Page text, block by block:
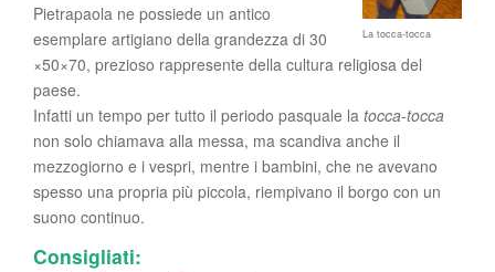
n
La tocca-tocca
Pietrapaola ne possiede un antico
esemplare artigiano della grandezza di 30
×50×70, prezioso rappresente della cultura religiosa del
paese.
Infatti un tempo per tutto il periodo pasquale la tocca-tocca
non solo chiamava alla messa, ma scandiva anche il
mezzogiorno e i vespri, mentre i bambini, che ne avevano
spesso una propria più piccola, riempivano il borgo con un
suono continuo.
Consigliati: